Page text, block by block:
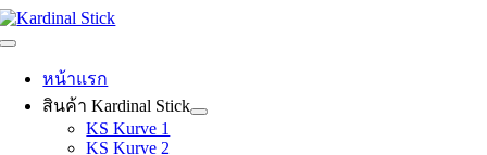
Skip
to
Toggle
Navigation
หน้าแรก
สินค้า Kardinal Stick
KS Kurve 1
KS Kurve 2